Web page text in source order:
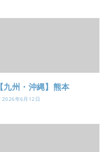
【九州・沖縄】熊本
2026年6月12日